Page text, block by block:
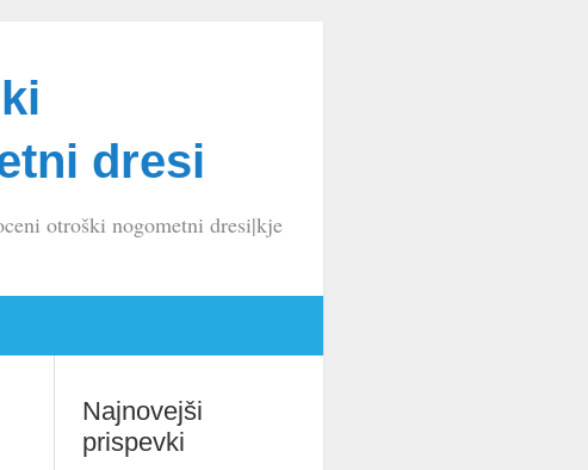
dresi
otroški nogometni dresi|kje
Najnovejši
prispevki